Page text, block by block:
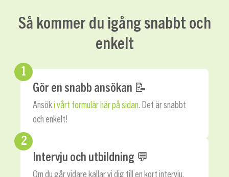
Så kommer du igång snabbt och
enkelt
1
Gör en snabb ansökan 📝
Ansöki vårt formulär här på sidan. Det är snabbt
och enkelt!
2
Intervju och utbildning 💬
Om du går vidare kallar vi dig till en kort intervju.